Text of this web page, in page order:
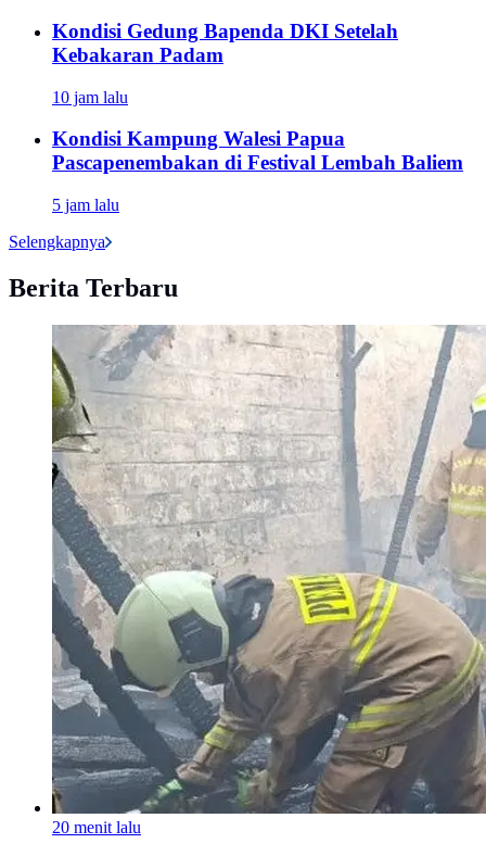
Kondisi Gedung Bapenda DKI Setelah
Kebakaran Padam
10 jam lalu
Kondisi Kampung Walesi Papua
Pascapenembakan di Festival Lembah Baliem
5 jam lalu
Selengkapnya
Berita Terbaru
20 menit lalu